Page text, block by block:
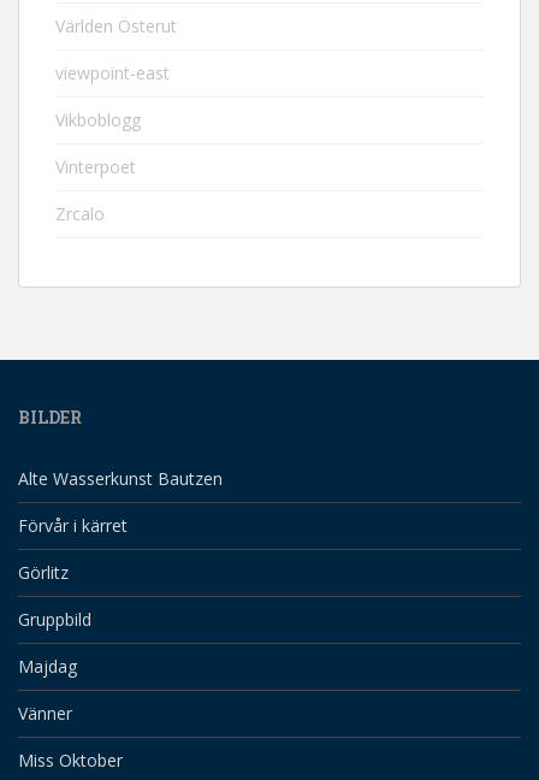
Världen Österut
viewpoint-east
Vikboblogg
Vinterpoet
Zrcalo
BILDER
Alte Wasserkunst Bautzen
Förvår i kärret
Görlitz
Gruppbild
Majdag
Vänner
Miss Oktober